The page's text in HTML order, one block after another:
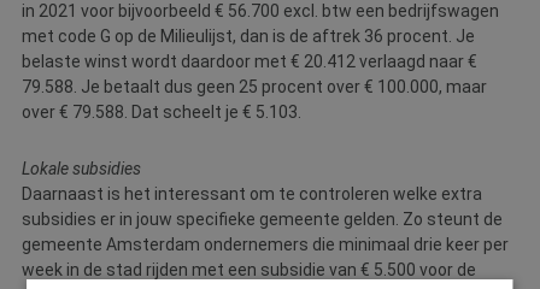
in 2021 voor bijvoorbeeld € 56.700 excl. btw een bedrijfswagen
met code G op de Milieulijst, dan is de aftrek 36 procent. Je
belaste winst wordt daardoor met € 20.412 verlaagd naar €
79.588. Je betaalt dus geen 25 procent over € 100.000, maar
over € 79.588. Dat scheelt je € 5.103.
Lokale subsidies
Daarnaast is het interessant om te controleren welke extra
subsidies er in jouw specifieke gemeente gelden. Zo steunt de
gemeente Amsterdam ondernemers die minimaal drie keer per
week in de stad rijden met een subsidie van € 5.500 voor de